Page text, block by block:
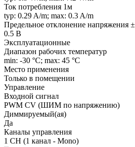
Ток потребления 1м
typ: 0.29 A/m; max: 0.3 A/m
Предельное отклонение напряжения ±
0.5 В
Эксплуатационные
Диапазон рабочих температур
min: -30 °C; max: 45 °C
Место применения
Только в помещении
Управление
Входной сигнал
PWM СV (ШИМ по напряжению)
Диммируемый(ая)
Да
Каналы управления
1 CH (1 канал - Mono)